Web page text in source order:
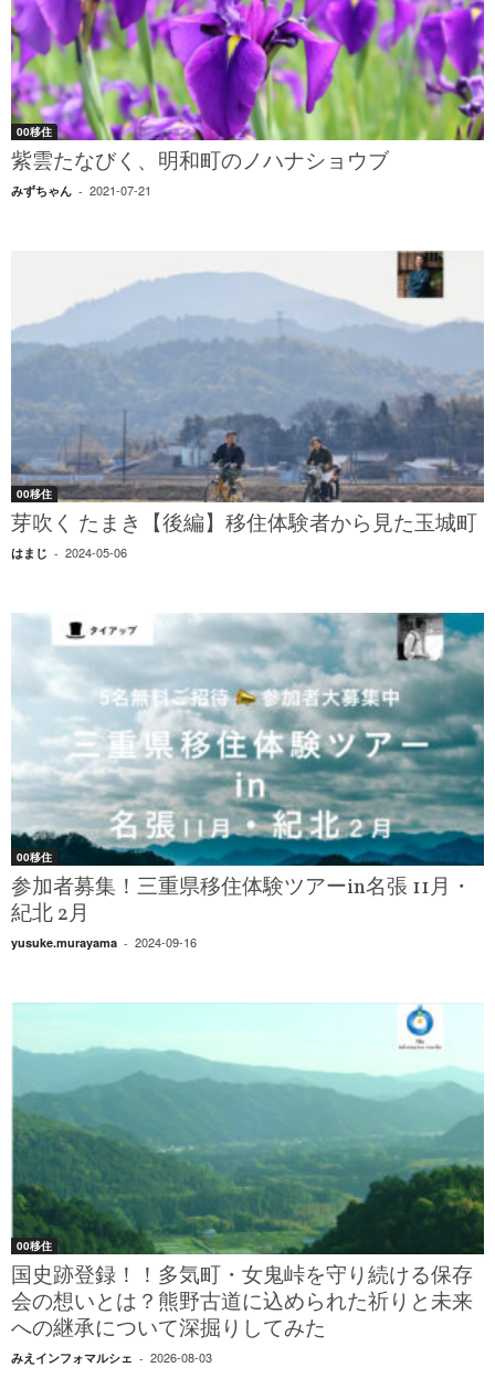
00移住
紫雲たなびく、明和町のノハナショウブ
みずちゃん - 2021-07-21
00移住
芽吹く たまき【後編】移住体験者から見た玉城町
はまじ - 2024-05-06
00移住
参加者募集！三重県移住体験ツアーin名張 11月・
紀北 2月
yusuke.murayama - 2024-09-16
00移住
国史跡登録！！多気町・女鬼峠を守り続ける保存
会の想いとは？熊野古道に込められた祈りと未来
への継承について深掘りしてみた
みえインフォマルシェ - 2026-08-03